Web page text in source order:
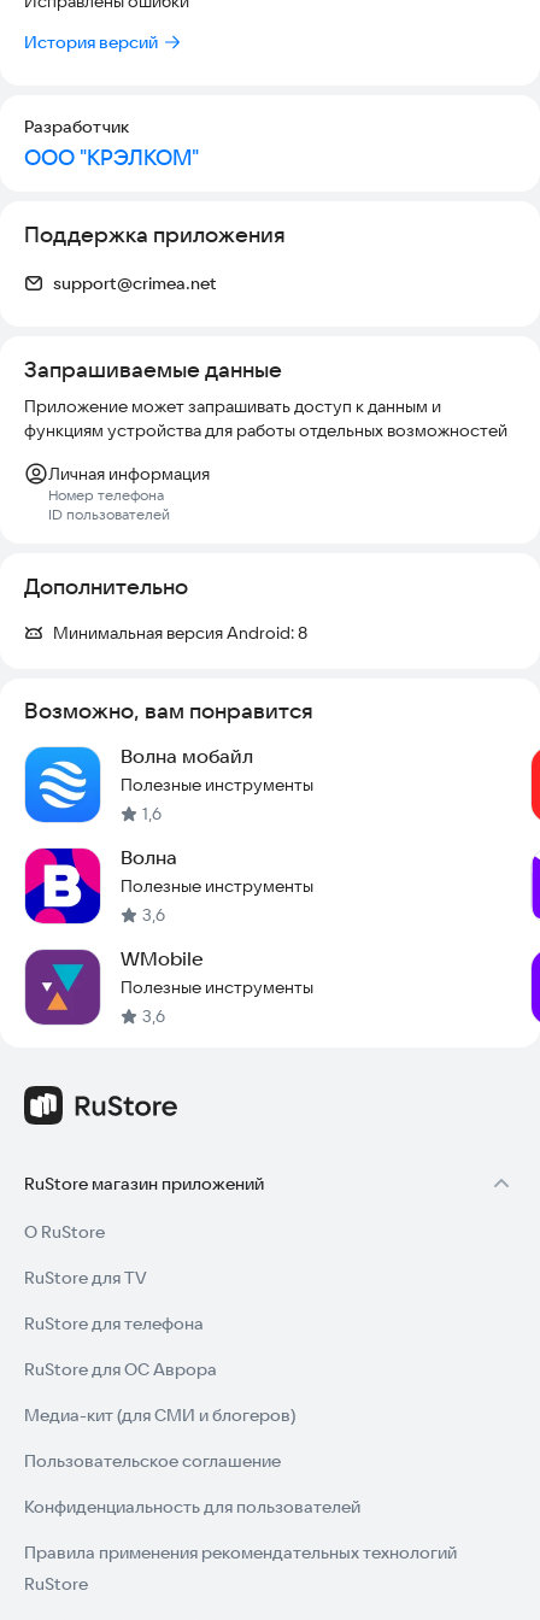
на карте
Пишите нам на
История версий
Разработчик
ООО "КРЭЛКОМ"
Поддержка приложения
support@crimea.net
Запрашиваемые данные
Приложение может запрашивать доступ к данным и
функциям устройства для работы отдельных возможностей
Личная информация
Номер телефона
ID пользователей
Дополнительно
Минимальная версия Android:8
Возможно, вам понравится
Волна мобайл
Полезные инструменты
1,6
Волна
Полезные инструменты
3,6
WMobile
Полезные инструменты
3,6
RuStore магазин приложений
О RuStore
RuStore для TV
RuStore для телефона
RuStore для ОС Аврора
Медиа-кит (для СМИ и блогеров)
Пользовательское соглашение
Конфиденциальность для пользователей
Правила применения рекомендательных технологий
RuStore